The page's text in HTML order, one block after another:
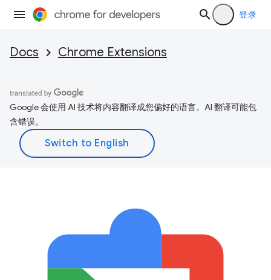
登录
Docs Chrome Extensions
Google 会使用 AI 技术将内容翻译成您偏好的语言。AI 翻译可能包
含错误。